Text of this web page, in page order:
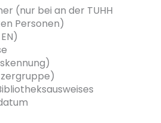
(nur bei an der TUHH
Personen)